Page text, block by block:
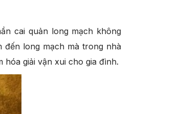
cai quản long mạch không
đến long mạch mà trong nhà
giải vận xui cho gia đình.